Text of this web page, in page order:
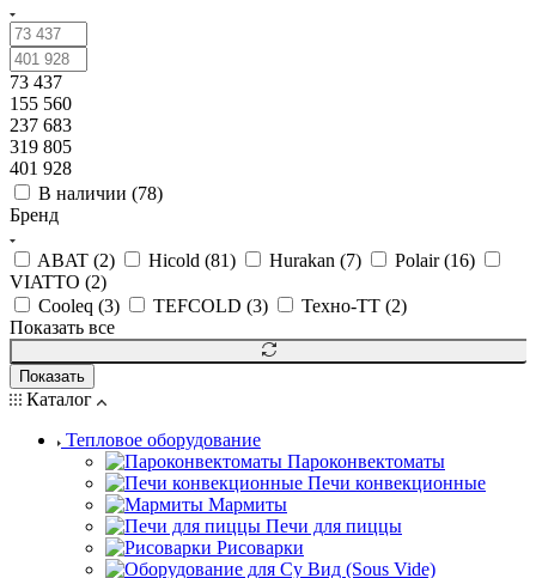
73 437
155 560
237 683
319 805
401 928
В наличии (78)
Бренд
ABAT (2) Hicold (81) Hurakan (7) Polair (16)
VIATTO (2)
Cooleq (3) TEFCOLD (3) Техно-ТТ (2)
Показать все
Показать
Каталог
Тепловое оборудование
Пароконвектоматы
Печи конвекционные
Мармиты
Печи для пиццы
Рисоварки